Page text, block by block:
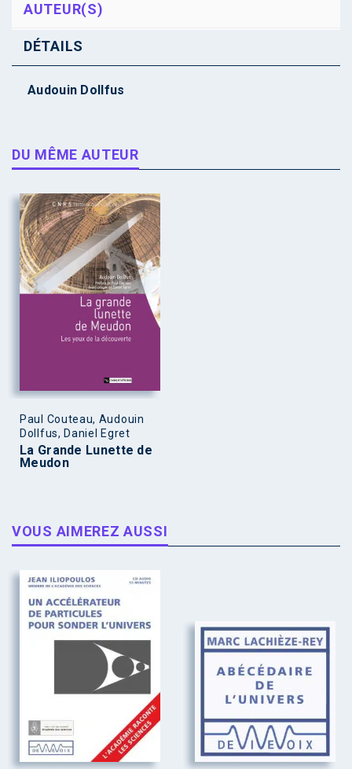
AUTEUR(S)
DÉTAILS
Audouin Dollfus
DU MÊME AUTEUR
Paul Couteau, Audouin
Dollfus, Daniel Egret
La Grande Lunette de
Meudon
VOUS AIMEREZ AUSSI